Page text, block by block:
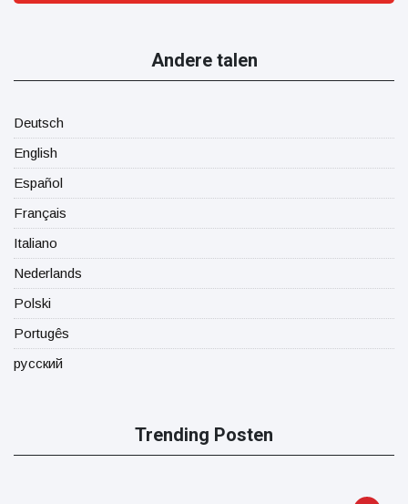
Andere talen
Deutsch
English
Español
Français
Italiano
Nederlands
Polski
Portugês
русский
Trending Posten